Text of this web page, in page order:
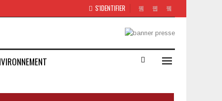
S'IDENTIFIER